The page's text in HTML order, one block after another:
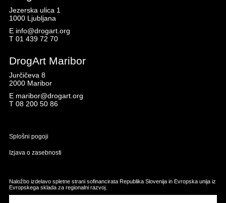
Jezerska ulica 1
1000 Ljubljana
E info@drogart.org
T 01 439 72 70
DrogArt Maribor
Jurčičeva 8
2000 Maribor
E maribor@drogart.org
T 08 200 50 86
Splošni pogoji
Izjava o zasebnosti
Naložbo izdelavo spletne strani sofinancirata Republika Slovenija in Evropska unija iz
Evropskega sklada za regionalni razvoj.